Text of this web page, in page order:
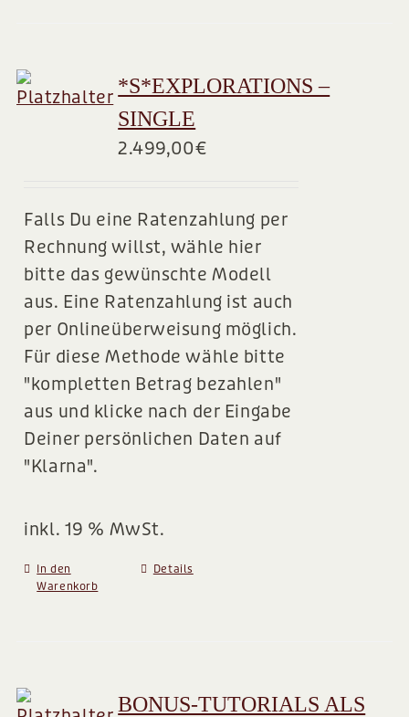
*S*EXPLORATIONS –
SINGLE
2.499,00€
Falls Du eine Ratenzahlung per
Rechnung willst, wähle hier
bitte das gewünschte Modell
aus. Eine Ratenzahlung ist auch
per Onlineüberweisung möglich.
Für diese Methode wähle bitte
"kompletten Betrag bezahlen"
aus und klicke nach der Eingabe
Deiner persönlichen Daten auf
"Klarna".
inkl. 19 % MwSt.
In den
Warenkorb
Details
BONUS-TUTORIALS ALS